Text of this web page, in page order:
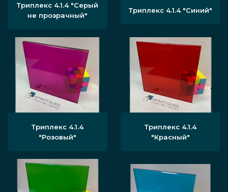
Триплекс 4.1.4 "Серый
не прозрачный"
Триплекс 4.1.4 "Синий"
Триплекс 4.1.4
"Розовый"
Триплекс 4.1.4
"Красный"